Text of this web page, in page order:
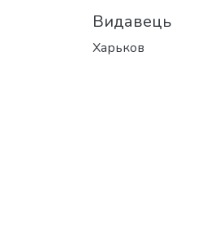
Видавець
Харьков